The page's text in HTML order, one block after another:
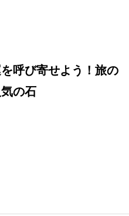
呼び寄せよう！旅の
の石